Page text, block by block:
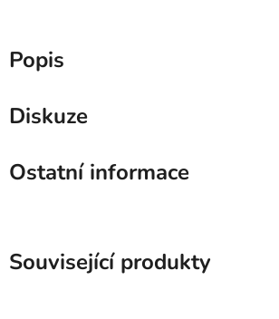
Popis
Diskuze
Ostatní informace
Související produkty